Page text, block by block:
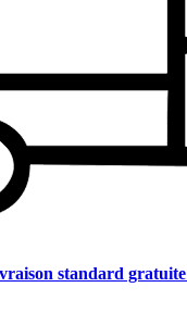
standard gratuite